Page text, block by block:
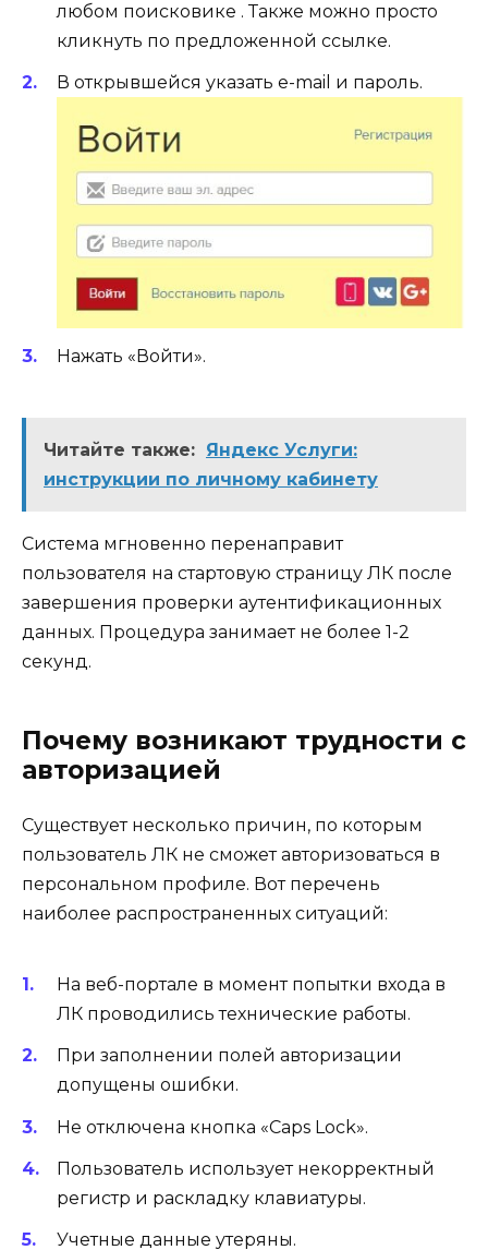
любом поисковике . Также можно просто
кликнуть по предложенной ссылке.
В открывшейся указать e-mail и пароль.
Нажать «Войти».
Читайте также: Яндекс Услуги:
инструкции по личному кабинету
Система мгновенно перенаправит
пользователя на стартовую страницу ЛК после
завершения проверки аутентификационных
данных. Процедура занимает не более 1-2
секунд.
Почему возникают трудности с
авторизацией
Существует несколько причин, по которым
пользователь ЛК не сможет авторизоваться в
персональном профиле. Вот перечень
наиболее распространенных ситуаций:
На веб-портале в момент попытки входа в
ЛК проводились технические работы.
При заполнении полей авторизации
допущены ошибки.
Не отключена кнопка «Caps Lock».
Пользователь использует некорректный
регистр и раскладку клавиатуры.
Учетные данные утеряны.